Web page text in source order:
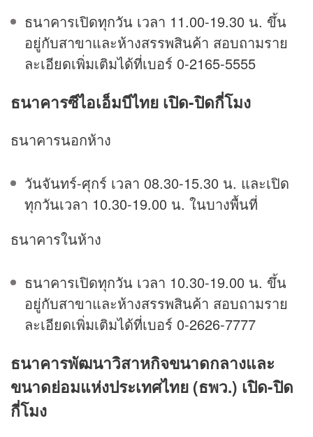
ธนาคารเปิดทุกวัน เวลา 11.00-19.30 น. ขึ้น
อยู่กับสาขาและห้างสรรพสินค้า สอบถามราย
ละเอียดเพิ่มเติมได้ที่เบอร์ 0-2165-5555
ธนาคารซีไอเอ็มบีไทย เปิด-ปิดกี่โมง
ธนาคารนอกห้าง
วันจันทร์-ศุกร์ เวลา 08.30-15.30 น. และเปิด
ทุกวันเวลา 10.30-19.00 น. ในบางพื้นที่
ธนาคารในห้าง
ธนาคารเปิดทุกวัน เวลา 10.30-19.00 น. ขึ้น
อยู่กับสาขาและห้างสรรพสินค้า สอบถามราย
ละเอียดเพิ่มเติมได้ที่เบอร์ 0-2626-7777
ธนาคารพัฒนาวิสาหกิจขนาดกลางและ
ขนาดย่อมแห่งประเทศไทย (ธพว.) เปิด-ปิด
กี่โมง